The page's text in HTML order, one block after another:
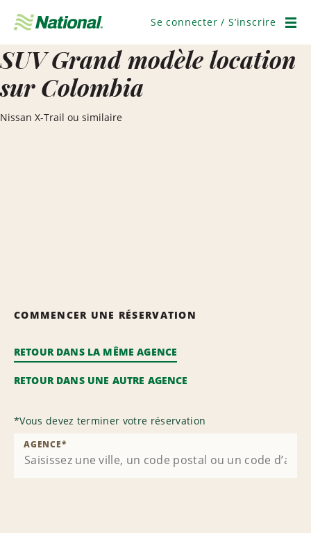
navigation
Se connecter / S’inscrire
SUV Grand modèle location
sur Colombia
Nissan X-Trail ou similaire
COMMENCER UNE RÉSERVATION
RETOUR DANS LA MÊME AGENCE
RETOUR DANS UNE AUTRE AGENCE
*Vous devez terminer votre réservation
AGENCE*